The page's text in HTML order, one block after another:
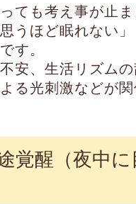
ても考え事が止ま
うほど眠れない」
す。
安、生活リズム
る光刺激などが
覚醒（夜中に